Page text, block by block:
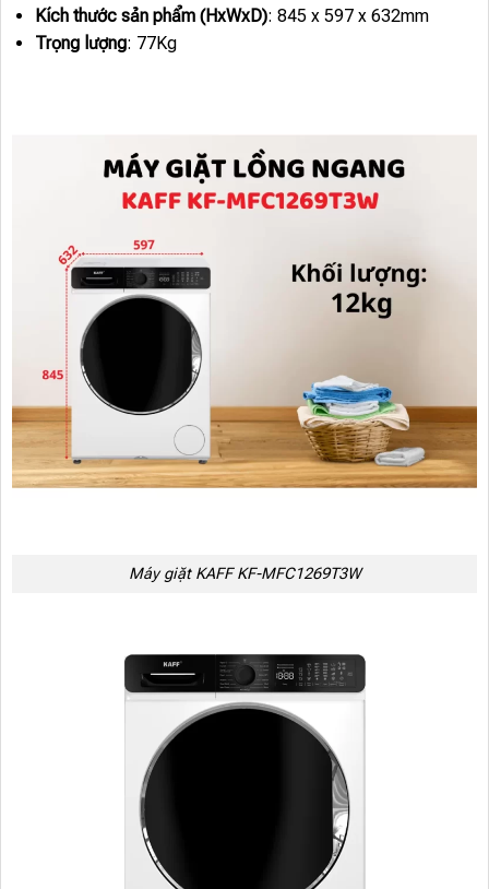
Kích thước sản phẩm (HxWxD): 845 x 597 x 632mm
Trọng lượng: 77Kg
Máy giặt KAFF KF-MFC1269T3W